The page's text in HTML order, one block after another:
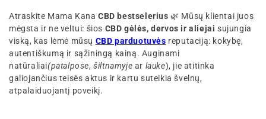
l
e
k
c
i
Atraskite Mama Kana CBD bestselerius 🌿 Mūsų klientai juos
mėgsta ir ne veltui: šios CBD gėlės, dervos ir aliejai sujungia
viską, kas lėmė mūsų CBD parduotuvės reputaciją: kokybę,
autentiškumą ir sąžiningą kainą. Auginami
natūraliai(patalpose,šiltnamyje ar lauke), jie atitinka
galiojančius teisės aktus ir kartu suteikia švelnų,
atpalaiduojantį poveikį.